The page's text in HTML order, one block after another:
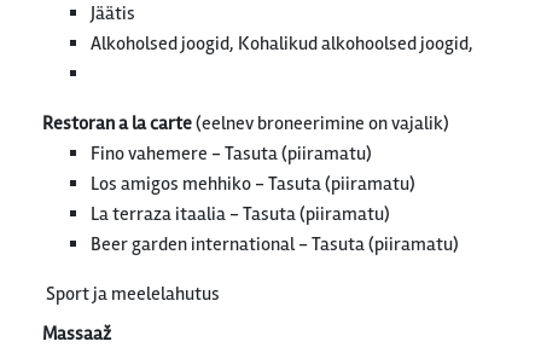
Jäätis
Alkoholsed joogid, Kohalikud alkohoolsed joogid,
Restoran a la carte(eelnev broneerimine on vajalik)
Fino vahemere - Tasuta (piiramatu)
Los amigos mehhiko - Tasuta (piiramatu)
La terraza itaalia - Tasuta (piiramatu)
Beer garden international - Tasuta (piiramatu)
Sport ja meelelahutus
Massaaž